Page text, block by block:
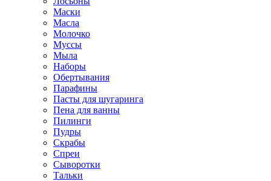
Маски
Масла
Молочко
Муссы
Мыла
Наборы
Обертывания
Парафины
Пасты для шугаринга
Пена для ванны
Пилинги
Пудры
Скрабы
Спреи
Сыворотки
Тальки